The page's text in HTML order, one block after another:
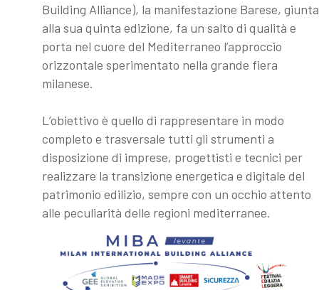
Building Alliance), la manifestazione Barese, giunta
alla sua quinta edizione, fa un salto di qualità e
porta nel cuore del Mediterraneo l’approccio
orizzontale sperimentato nella grande fiera
milanese.
L’obiettivo è quello di rappresentare in modo
completo e trasversale tutti gli strumenti a
disposizione di imprese, progettisti e tecnici per
realizzare la transizione energetica e digitale del
patrimonio edilizio, sempre con un occhio attento
alle peculiarità delle regioni mediterranee.